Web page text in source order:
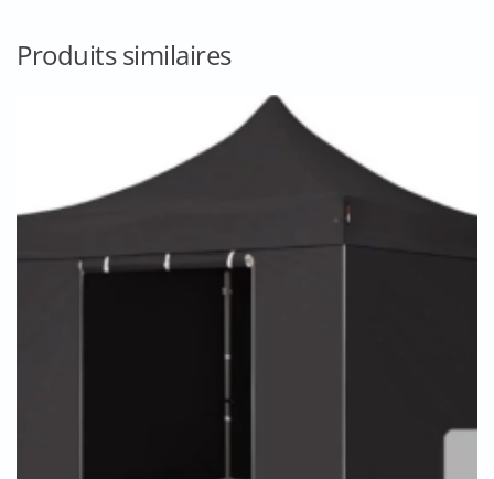
EAU
pour
Produits similaires